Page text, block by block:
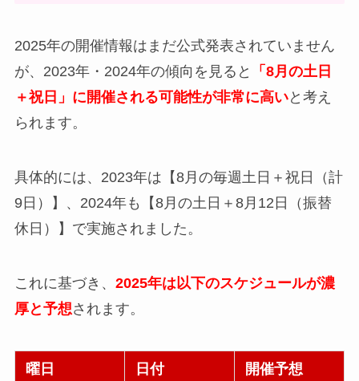
2025年の開催情報はまだ公式発表されていません
が、2023年・2024年の傾向を見ると
「8月の土日
＋祝日」に開催される可能性が非常に高いと考え
られます。
具体的には、2023年は【8月の毎週土日＋祝日（計
9日）】、2024年も【8月の土日＋8月12日（振替
休日）】で実施されました。
これに基づき、 2025年は以下のスケジュールが濃
厚と予想されます。
曜日 日付 開催予想